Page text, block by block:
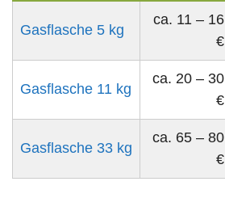
Gasflasche 5 kg
ca. 11 – 16
€
Gasflasche 11 kg
ca. 20 – 30
€
Gasflasche 33 kg
ca. 65 – 80
€